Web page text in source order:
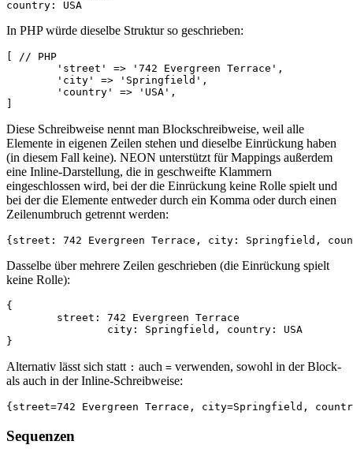
In PHP würde dieselbe Struktur so geschrieben:
[ // PHP
Diese Schreibweise nennt man Blockschreibweise, weil alle
Elemente in eigenen Zeilen stehen und dieselbe Einrückung haben
(in diesem Fall keine). NEON unterstützt für Mappings außerdem
eine Inline-Darstellung, die in geschweifte Klammern
eingeschlossen wird, bei der die Einrückung keine Rolle spielt und
bei der die Elemente entweder durch ein Komma oder durch einen
Zeilenumbruch getrennt werden:
Dasselbe über mehrere Zeilen geschrieben (die Einrückung spielt
keine Rolle):
{
Alternativ lässt sich statt : auch = verwenden, sowohl in der Block-
als auch in der Inline-Schreibweise:
Sequenzen